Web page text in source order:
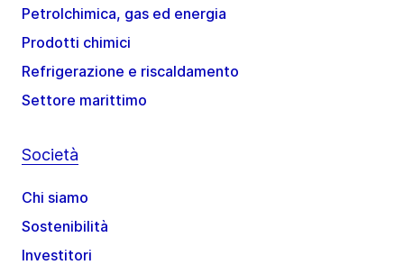
Petrolchimica, gas ed energia
Prodotti chimici
Refrigerazione e riscaldamento
Settore marittimo
Società
Chi siamo
Sostenibilità
Investitori